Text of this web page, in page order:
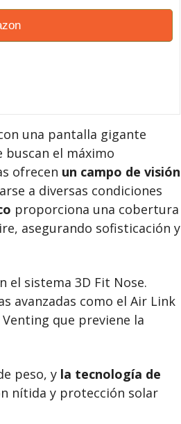
una pantalla gigante
buscan el máximo
ofrecen un campo de visión
a diversas condiciones
proporciona una cobertura
asegurando sofisticación y
el sistema 3D Fit Nose.
avanzadas como el Air Link
que previene la
peso, y la tecnología de
nítida y protección solar